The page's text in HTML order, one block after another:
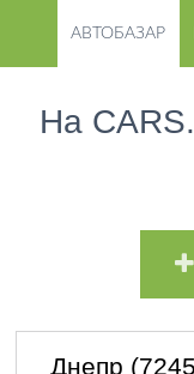
АВТОБАЗАР
На